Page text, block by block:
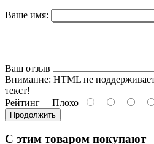
Ваше имя:
Ваш отзыв
Внимание: HTML не
текст!
Рейтинг Плохо
Продолжить
С этим товаром покупают